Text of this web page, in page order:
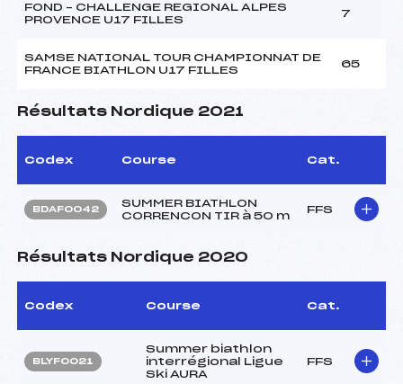
FOND – CHALLENGE REGIONAL ALPES
PROVENCE U17 FILLES
7
SAMSE NATIONAL TOUR CHAMPIONNAT DE
FRANCE BIATHLON U17 FILLES
65
Résultats Nordique 2021
Codex Course Cat.
BDAF0042
SUMMER BIATHLON
CORRENCON TIR à 50 m
FFS
Résultats Nordique 2020
Codex Course Cat.
BLYF0021
Summer biathlon
interrégional Ligue
Ski AURA
FFS